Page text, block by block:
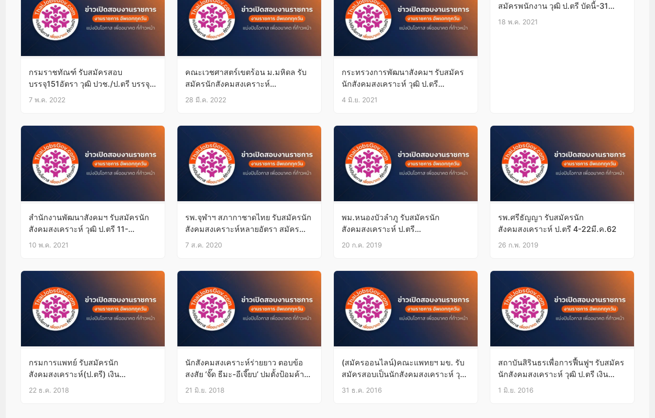
กรมราชทัณฑ์ รับสมัครสอบ
บรรจุ151อัตรา วุฒิ ปวช./ป.ตรี บรรจุ
ทั่วประเทศ
7 พ.ค. 2022
คณะเวชศาสตร์เขตร้อน ม.มหิดล รับ
สมัครนักสังคมสงเคราะห์
บัดนี้-29เม.ย.65
28 มี.ค. 2022
กระทรวงการพัฒนาสังคมฯ รับสมัคร
นักสังคมสงเคราะห์ วุฒิ ป.ตรี
บัดนี้-16มิ.ย.64
4 มิ.ย. 2021
สมัครพนักงาน วุฒิ ป.ตรี บัดนี้-31
พ.ค.64
18 พ.ค. 2021
สำนักงานพัฒนาสังคมฯ รับสมัครนัก
สังคมสงเคราะห์ วุฒิ ป.ตรี 11-
17พ.ค.64
10 พ.ค. 2021
รพ.จุฬาฯ สภากาชาดไทย รับสมัครนัก
สังคมสงเคราะห์หลายอัตรา สมัคร
ออนไลน์บัดนี้เป็นต้นไป
7 ส.ค. 2020
พม.หนองบัวลำภู รับสมัครนัก
สังคมสงเคราะห์ ป.ตรี
30ก.ค.-6ส.ค.62
20 ก.ค. 2019
รพ.ศรีธัญญา รับสมัครนัก
สังคมสงเคราะห์ ป.ตรี 4-22มี.ค.62
26 ก.พ. 2019
กรมการแพทย์ รับสมัครนัก
สังคมสงเคราะห์(ป.ตรี) เงิน
เดือน18,000 2-31ม.ค.62
22 ธ.ค. 2018
นักสังคมสงเคราะห์ร่ายยาว ตอบข้อ
สงสัย ‘จั๊ด ธีมะ-อีเจี๊ยบ’ ปมตั้งป้อมค้าน
โทษประหารชีวิต
21 มิ.ย. 2018
(สมัครออนไลน์)คณะแพทยฯ มข. รับ
สมัครสอบเป็นนักสังคมสงเคราะห์ วุฒิ
ป.ตรี บัดนี้-17ม.ค.60
31 ธ.ค. 2016
สถาบันสิรินธรเพื่อการฟื้นฟูฯ รับสมัคร
นักสังคมสงเคราะห์ วุฒิ ป.ตรี เงิน
เดือน15,960
1 มิ.ย. 2016